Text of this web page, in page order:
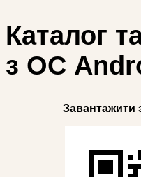
Каталог
з ОС
Завантажити